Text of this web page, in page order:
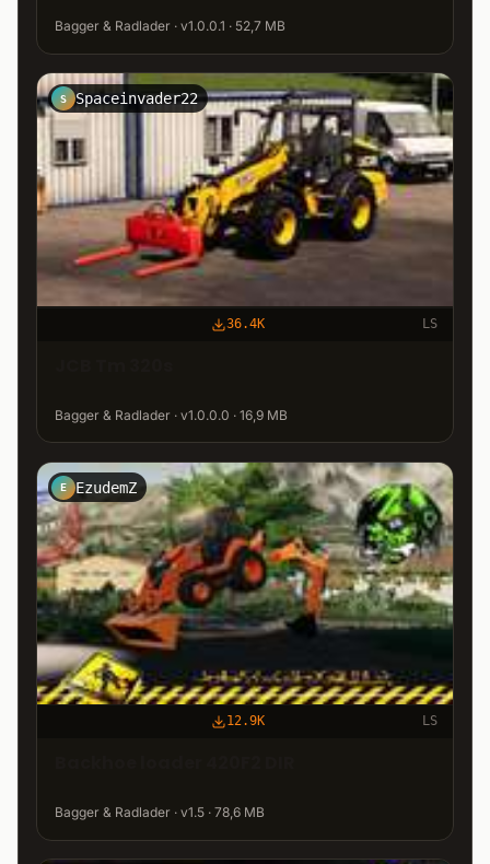
Bagger & Radlader · v1.0.0.1 · 52,7 MB
S Spaceinvader22
36.4K LS
Bagger & Radlader · v1.0.0.0 · 16,9 MB
E EzudemZ
12.9K LS
Bagger & Radlader · v1.5 · 78,6 MB